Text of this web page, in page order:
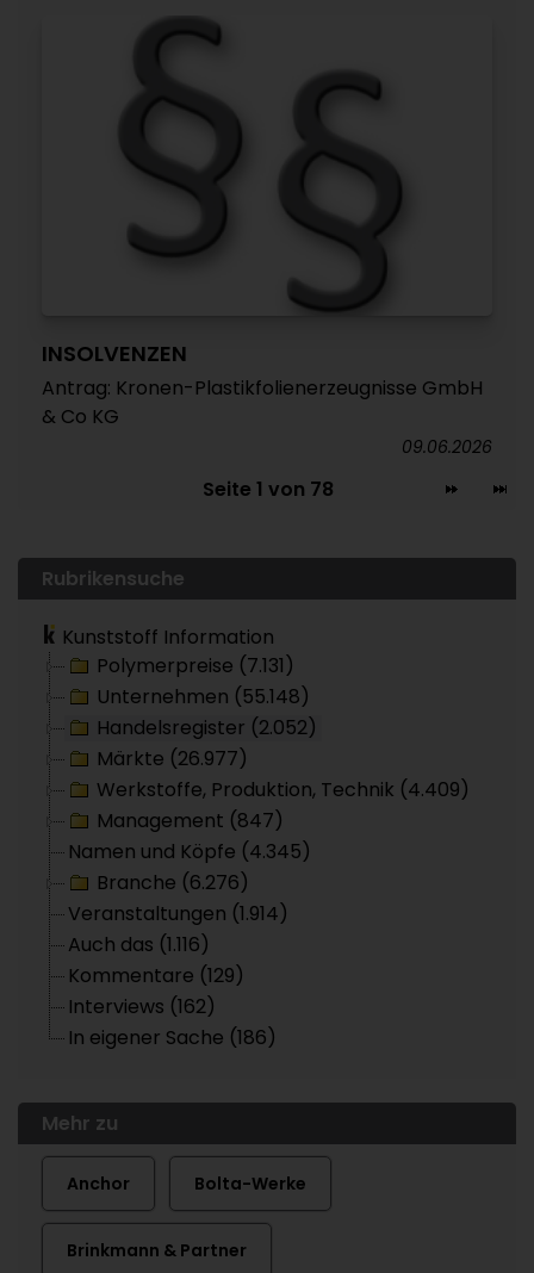
INSOLVENZEN
Antrag: Kronen-Plastikfolienerzeugnisse GmbH
& Co KG
09.06.2026
Seite 1 von 78
Rubrikensuche
Kunststoff Information
Polymerpreise (7.131)
Unternehmen (55.148)
Handelsregister (2.052)
Märkte (26.977)
Werkstoffe, Produktion, Technik (4.409)
Management (847)
Namen und Köpfe (4.345)
Branche (6.276)
Veranstaltungen (1.914)
Auch das (1.116)
Kommentare (129)
Interviews (162)
In eigener Sache (186)
Mehr zu
Anchor Bolta-Werke
Brinkmann & Partner